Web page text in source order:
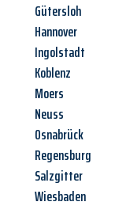
Gütersloh
Hannover
Ingolstadt
Koblenz
Moers
Neuss
Osnabrück
Regensburg
Salzgitter
Wiesbaden